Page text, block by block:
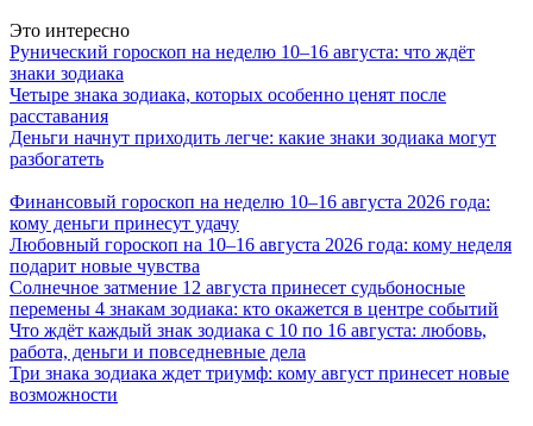
Это интересно
Рунический гороскоп на неделю 10–16 августа: что ждёт
знаки зодиака
Четыре знака зодиака, которых особенно ценят после
расставания
Деньги начнут приходить легче: какие знаки зодиака могут
разбогатеть
Финансовый гороскоп на неделю 10–16 августа 2026 года:
кому деньги принесут удачу
Любовный гороскоп на 10–16 августа 2026 года: кому неделя
подарит новые чувства
Солнечное затмение 12 августа принесет судьбоносные
перемены 4 знакам зодиака: кто окажется в центре событий
Что ждёт каждый знак зодиака с 10 по 16 августа: любовь,
работа, деньги и повседневные дела
Три знака зодиака ждет триумф: кому август принесет новые
возможности